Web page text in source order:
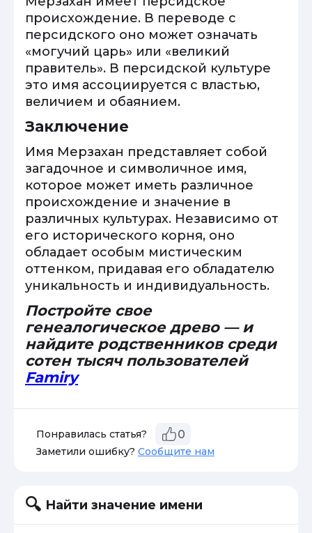
происхождение. В переводе с
персидского оно может означать
«могучий царь» или «великий
правитель». В персидской культуре
это имя ассоциируется с властью,
величием и обаянием.
Заключение
Имя Мерзахан представляет собой
загадочное и символичное имя,
которое может иметь различное
происхождение и значение в
различных культурах. Независимо от
его исторического корня, оно
обладает особым мистическим
оттенком, придавая его обладателю
уникальность и индивидуальность.
Постройте свое
генеалогическое древо — и
найдите родственников среди
сотен тысяч пользователей
Famiry
Понравилась статья? 0
Заметили ошибку? Сообщите нам
Найти значение имени